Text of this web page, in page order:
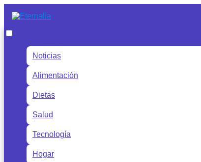
Noticias
Alimentación
Dietas
Salud
Tecnología
Hogar